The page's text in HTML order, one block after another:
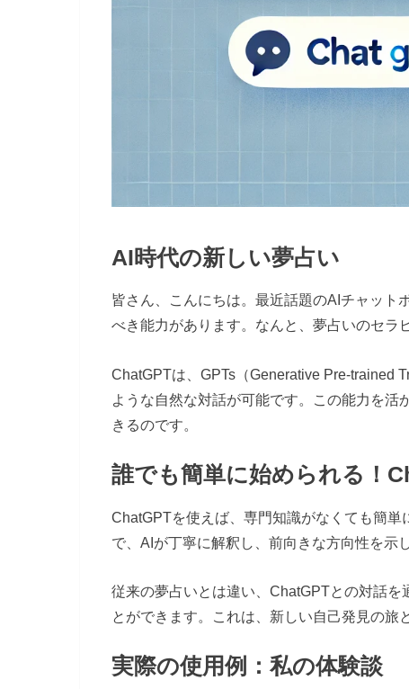
AI時代の新しい夢占い
皆さん、こんにちは。最近話題のAIチャット
べき能力があります。なんと、夢占いのセラ
ChatGPTは、GPTs（Generative Pre-trained
ような自然な対話が可能です。この能力を
きるのです。
誰でも簡単に始められる！
ChatGPTを使えば、専門知識がなくても簡
で、AIが丁寧に解釈し、前向きな方向性を示
従来の夢占いとは違い、ChatGPTとの対話
とができます。これは、新しい自己発見の旅
実際の使用例：私の体験談